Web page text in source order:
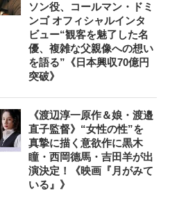
ソン役、コールマン・ドミ
ンゴ オフィシャルインタ
ビュー“観客を魅了した名
優、複雑な父親像への想い
を語る”《日本興収70億円
突破》
《渡辺淳一原作＆娘・渡邉
直子監督》“女性の性”を
真摯に描く意欲作に黒木
瞳・西岡德馬・吉田羊が出
演決定！《映画『月がみて
いる』》